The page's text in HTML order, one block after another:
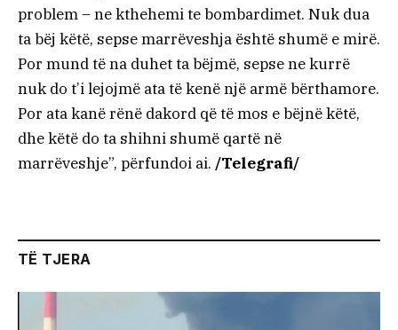
problem – ne kthehemi te bombardimet. Nuk dua
ta bëj këtë, sepse marrëveshja është shumë e mirë.
Por mund të na duhet ta bëjmë, sepse ne kurrë
nuk do t’i lejojmë ata të kenë një armë bërthamore.
Por ata kanë rënë dakord që të mos e bëjnë këtë,
dhe këtë do ta shihni shumë qartë në
marrëveshje”, përfundoi ai. /Telegrafi/
TË TJERA